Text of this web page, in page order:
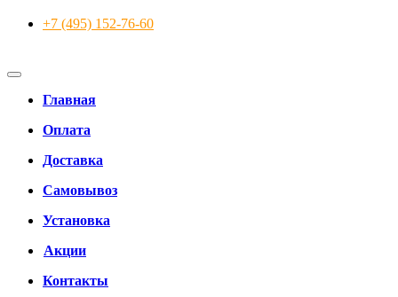
+7 (495) 152-76-60
Главная
Оплата
Доставка
Самовывоз
Установка
Акции
Контакты